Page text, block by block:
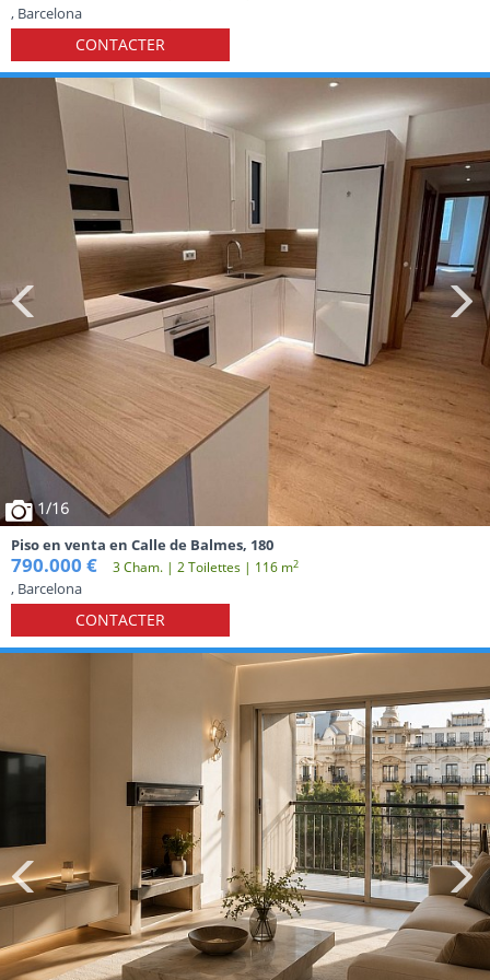
, Barcelona
CONTACTER
1/16
Piso en venta en Calle de Balmes, 180
790.000 € 3 Cham. | 2 Toilettes | 116 m2
, Barcelona
CONTACTER